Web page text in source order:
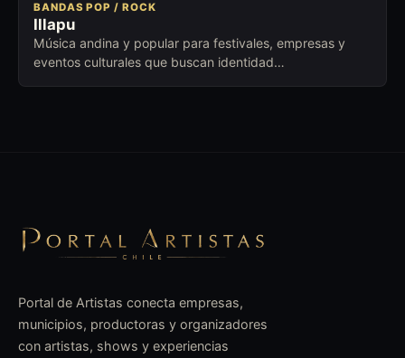
BANDAS POP / ROCK
Illapu
Música andina y popular para festivales, empresas y
eventos culturales que buscan identidad
Portal de Artistas conecta empresas,
municipios, productoras y organizadores
con artistas, shows y experiencias